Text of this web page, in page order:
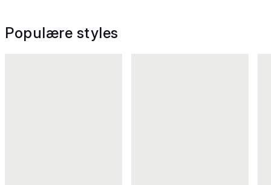
Populære styles